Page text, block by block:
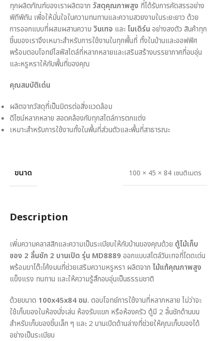
ทุกผลิตภัณฑ์ของเราผลิตจาก วัสดุคุณภาพสูง ที่ได้รับการคัดสรรอย่าง
พิถีพิถัน เพื่อให้มั่นใจในความทนทานและความสวยงามในระยะยาว ด้วย
การออกแบบที่ผสมผสานความ วินเทจ และ โมเดิร์น อย่างลงตัว สินค้าทุก
ชิ้นของเราจึงเหมาะสำหรับการใช้งานในทุกพื้นที่ ทั้งในบ้านและออฟฟิศ
พร้อมตอบโจทย์ไลฟ์สไตล์ที่หลากหลายและเสริมสร้างบรรยากาศที่อบอุ่น
และหรูหราให้กับพื้นที่ของคุณ
คุณสมบัติเด่น
ผลิตจากวัสดุที่เป็นมิตรต่อสิ่งแวดล้อม
ดีไซน์หลากหลาย สอดคล้องกับทุกสไตล์การตกแต่ง
เหมาะสำหรับการใช้งานทั้งในพื้นที่ส่วนตัวและพื้นที่สาธารณะ
ขนาด 100 × 45 × 84 เซนติเมตร
Description
เพิ่มความคลาสสิกและความเป็นระเบียบให้กับบ้านของคุณด้วย ตู้ไม้เก็บ
ของ 2 ลิ้นชัก 2 บานเปิด รุ่น MD8889 ออกแบบสไตล์วินเทจที่โดดเด่น
พร้อมขาโต๊ะโค้งมนที่ช่วยเสริมความหรูหรา ผลิตจาก ไม้แท้คุณภาพสูง
แข็งแรง ทนทาน และให้ความรู้สึกอบอุ่นเป็นธรรมชาติ
ด้วยขนาด 100x45x84 ซม. ตอบโจทย์การใช้งานที่หลากหลาย ไม่ว่าจะ
ใช้เก็บของในห้องนั่งเล่น ห้องรับแขก หรือห้องครัว ตู้มี 2 ลิ้นชักด้านบน
สำหรับเก็บของชิ้นเล็ก ๆ และ 2 บานเปิดด้านล่างที่ช่วยให้คุณเก็บของได้
อย่างเป็นระเบียบ